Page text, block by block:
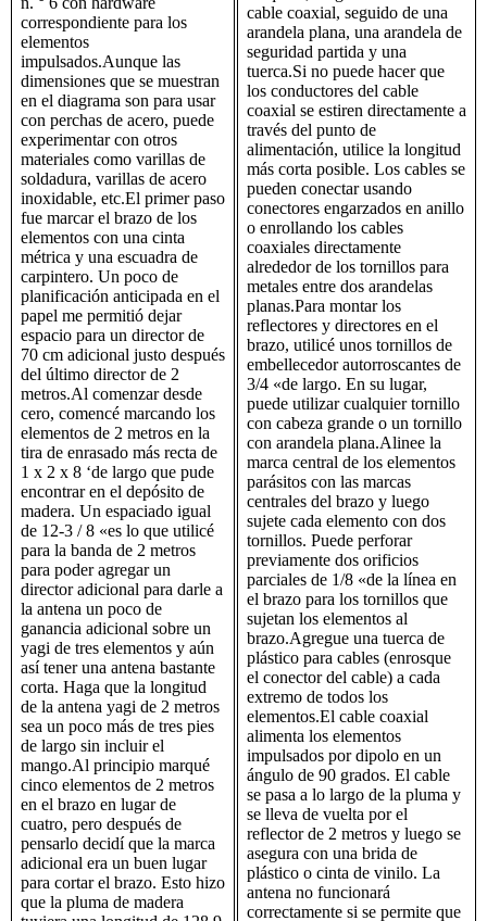
correspondiente para los
elementos
impulsados.Aunque las
dimensiones que se muestran
en el diagrama son para usar
con perchas de acero, puede
experimentar con otros
materiales como varillas de
soldadura, varillas de acero
inoxidable, etc.El primer paso
fue marcar el brazo de los
elementos con una cinta
métrica y una escuadra de
carpintero. Un poco de
planificación anticipada en el
papel me permitió dejar
espacio para un director de
70 cm adicional justo después
del último director de 2
metros.Al comenzar desde
cero, comencé marcando los
elementos de 2 metros en la
tira de enrasado más recta de
1 x 2 x 8 ‘de largo que pude
encontrar en el depósito de
madera. Un espaciado igual
de 12-3 / 8 «es lo que utilicé
para la banda de 2 metros
para poder agregar un
director adicional para darle a
la antena un poco de
ganancia adicional sobre un
yagi de tres elementos y aún
así tener una antena bastante
corta. Haga que la longitud
de la antena yagi de 2 metros
sea un poco más de tres pies
de largo sin incluir el
mango.Al principio marqué
cinco elementos de 2 metros
en el brazo en lugar de
cuatro, pero después de
pensarlo decidí que la marca
adicional era un buen lugar
para cortar el brazo. Esto hizo
que la pluma de madera
cable coaxial, seguido de una
arandela plana, una arandela de
seguridad partida y una
tuerca.Si no puede hacer que
los conductores del cable
coaxial se estiren directamente a
través del punto de
alimentación, utilice la longitud
más corta posible. Los cables se
pueden conectar usando
conectores engarzados en anillo
o enrollando los cables
coaxiales directamente
alrededor de los tornillos para
metales entre dos arandelas
planas.Para montar los
reflectores y directores en el
brazo, utilicé unos tornillos de
embellecedor autorroscantes de
3/4 «de largo. En su lugar,
puede utilizar cualquier tornillo
con cabeza grande o un tornillo
con arandela plana.Alinee la
marca central de los elementos
parásitos con las marcas
centrales del brazo y luego
sujete cada elemento con dos
tornillos. Puede perforar
previamente dos orificios
parciales de 1/8 «de la línea en
el brazo para los tornillos que
sujetan los elementos al
brazo.Agregue una tuerca de
plástico para cables (enrosque
el conector del cable) a cada
extremo de todos los
elementos.El cable coaxial
alimenta los elementos
impulsados ​​por dipolo en un
ángulo de 90 grados. El cable
se pasa a lo largo de la pluma y
se lleva de vuelta por el
reflector de 2 metros y luego se
asegura con una brida de
plástico o cinta de vinilo. La
antena no funcionará
correctamente si se permite que